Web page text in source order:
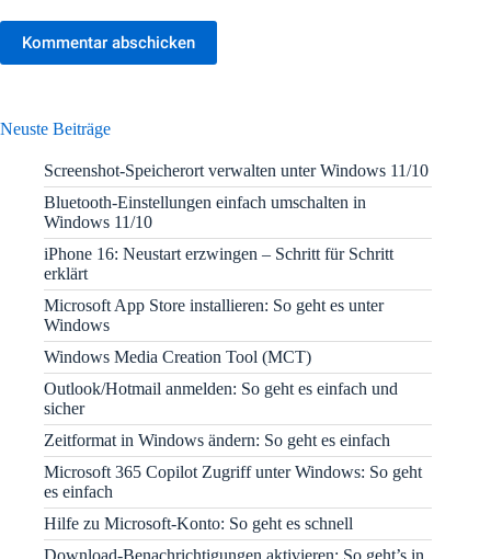
Kommentar abschicken
Neuste Beiträge
Screenshot-Speicherort verwalten unter Windows 11/10
Bluetooth-Einstellungen einfach umschalten in
Windows 11/10
iPhone 16: Neustart erzwingen – Schritt für Schritt
erklärt
Microsoft App Store installieren: So geht es unter
Windows
Windows Media Creation Tool (MCT)
Outlook/Hotmail anmelden: So geht es einfach und
sicher
Zeitformat in Windows ändern: So geht es einfach
Microsoft 365 Copilot Zugriff unter Windows: So geht
es einfach
Hilfe zu Microsoft-Konto: So geht es schnell
Download-Benachrichtigungen aktivieren: So geht’s in